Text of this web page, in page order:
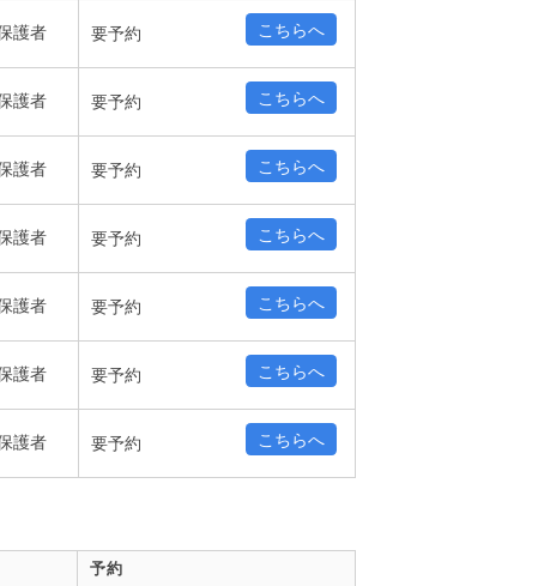
護者 要予約 こちらへ
護者 要予約 こちらへ
護者 要予約 こちらへ
護者 要予約 こちらへ
護者 要予約 こちらへ
護者 要予約 こちらへ
護者 要予約 こちらへ
予約